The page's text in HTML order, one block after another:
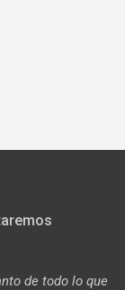
de todo lo que